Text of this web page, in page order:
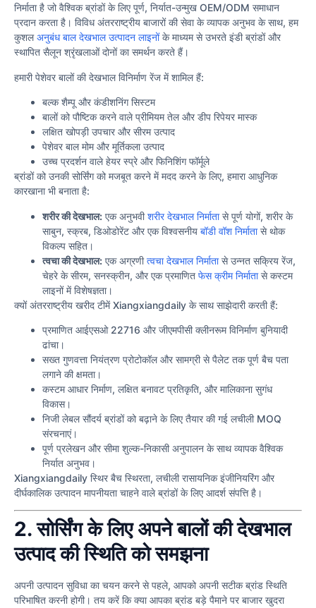
निर्माता है जो वैश्विक ब्रांडों के लिए पूर्ण, निर्यात-उन्मुख OEM/ODM समाधान
प्रदान करता है। विविध अंतरराष्ट्रीय बाजारों की सेवा के व्यापक अनुभव के साथ, हम
कुशलअनुबंध बाल देखभाल उत्पादन लाइनोंके माध्यम से उभरते इंडी ब्रांडों और
स्थापित सैलून श्रृंखलाओं दोनों का समर्थन करते हैं।
हमारी पेशेवर बालों की देखभाल विनिर्माण रेंज में शामिल हैं:
बल्क शैम्पू और कंडीशनिंग सिस्टम
बालों को पौष्टिक करने वाले प्रीमियम तेल और डीप रिपेयर मास्क
लक्षित खोपड़ी उपचार और सीरम उत्पाद
पेशेवर बाल मोम और मूर्तिकला उत्पाद
उच्च प्रदर्शन वाले हेयर स्प्रे और फिनिशिंग फॉर्मूले
ब्रांडों को उनकी सोर्सिंग को मजबूत करने में मदद करने के लिए, हमारा आधुनिक
कारखाना भी बनाता है:
शरीर की देखभाल: एक अनुभवीशरीर देखभाल निर्मातासे पूर्ण योगों, शरीर के
साबुन, स्क्रब, डिओडोरेंट और एक विश्वसनीय बॉडी वॉश निर्मातासे थोक
विकल्प सहित।
त्वचा की देखभाल: एक अग्रणीत्वचा देखभाल निर्मातासे उन्नत सक्रिय रेंज,
चेहरे के सीरम, सनस्क्रीन, और एक प्रमाणित फेस क्रीम निर्मातासे कस्टम
लाइनों में विशेषज्ञता।
क्यों अंतरराष्ट्रीय खरीद टीमें Xiangxiangdaily के साथ साझेदारी करती हैं:
प्रमाणित आईएसओ 22716 और जीएमपीसी क्लीनरूम विनिर्माण बुनियादी
ढांचा।
सख्त गुणवत्ता नियंत्रण प्रोटोकॉल और सामग्री से पैलेट तक पूर्ण बैच पता
लगाने की क्षमता।
कस्टम आधार निर्माण, लक्षित बनावट प्रतिकृति, और मालिकाना सुगंध
विकास।
निजी लेबल सौंदर्य ब्रांडों को बढ़ाने के लिए तैयार की गई लचीली MOQ
संरचनाएं।
पूर्ण प्रलेखन और सीमा शुल्क-निकासी अनुपालन के साथ व्यापक वैश्विक
निर्यात अनुभव।
Xiangxiangdaily स्थिर बैच स्थिरता, लचीली रासायनिक इंजीनियरिंग और
दीर्घकालिक उत्पादन मापनीयता चाहने वाले ब्रांडों के लिए आदर्श संपत्ति है।
2. सोर्सिंग के लिए अपने बालों की देखभाल
उत्पाद की स्थिति को समझना
अपनी उत्पादन सुविधा का चयन करने से पहले, आपको अपनी सटीक ब्रांड स्थिति
परिभाषित करनी होगी। तय करें कि क्या आपका ब्रांड बड़े पैमाने पर बाजार खुदरा